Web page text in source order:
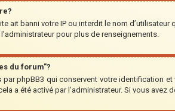
ait banni votre IP ou interdit le nom
pour plus de renseignements.
du forum”?
phpBB3 qui conservent votre identification
a été activé par l’administrateur. Si vous